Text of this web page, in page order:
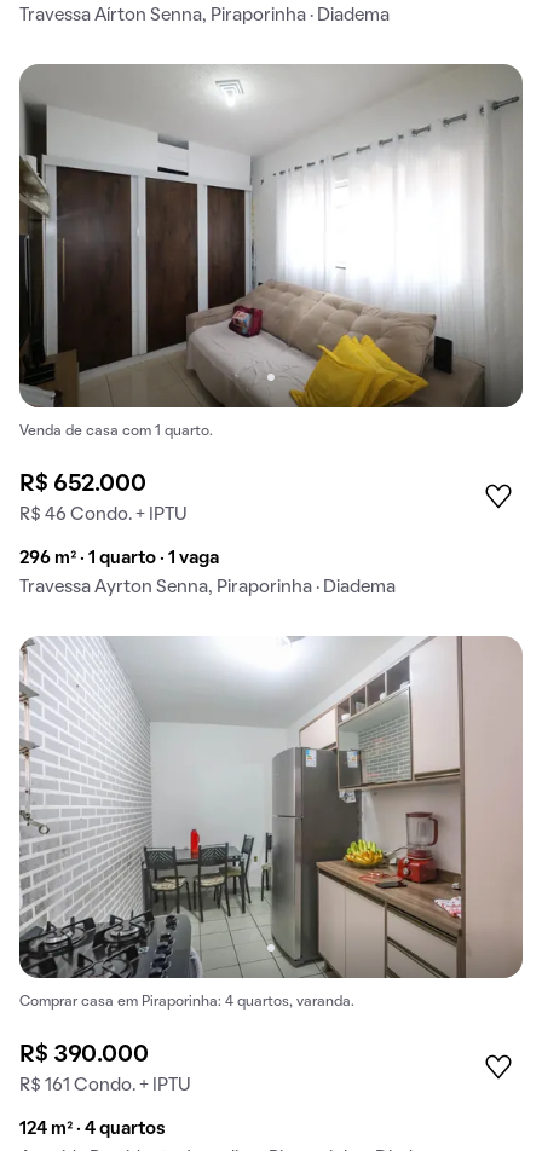
Travessa Aírton Senna, Piraporinha · Diadema
Venda de casa com 1 quarto.
R$ 652.000
R$ 46 Condo. + IPTU
296 m² · 1 quarto · 1 vaga
Travessa Ayrton Senna, Piraporinha · Diadema
Comprar casa em Piraporinha: 4 quartos, varanda.
R$ 390.000
R$ 161 Condo. + IPTU
124 m² · 4 quartos